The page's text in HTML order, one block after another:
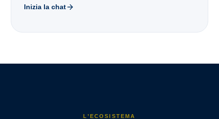
Inizia la chat
L’ECOSISTEMA